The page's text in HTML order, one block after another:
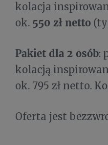
kolacja
ok. 550 zł netto
Pakiet dla 2 osób:
kolacją
ok. 795 zł netto.
Oferta jest